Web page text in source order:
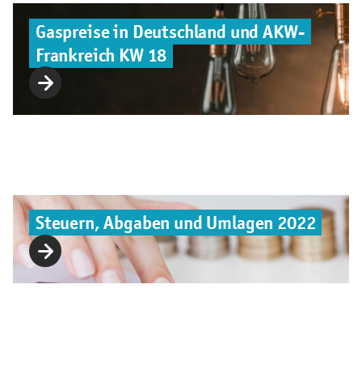
Gaspreise in Deutschland und AKW-
Frankreich KW 18
Steuern, Abgaben und Umlagen 2022